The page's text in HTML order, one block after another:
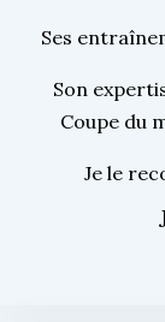
Ses
Son
Coupe du
Je le